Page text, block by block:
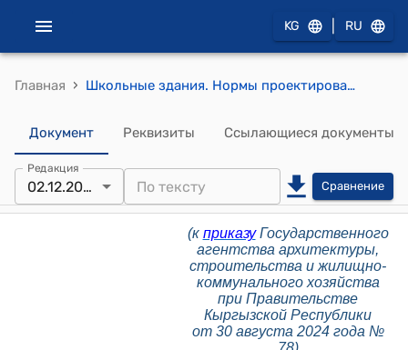
KG RU
Главная › Школьные здания. Нормы проектирования (к приказу Государственного агентства архитектуры, строительства и жилищно-коммунального хозяйства при Правительстве Кыргызской Республики от 30 августа 2024 года № 78)
Документ Реквизиты Ссылающиеся документы
Редакция
02.12.2025 Сравнение